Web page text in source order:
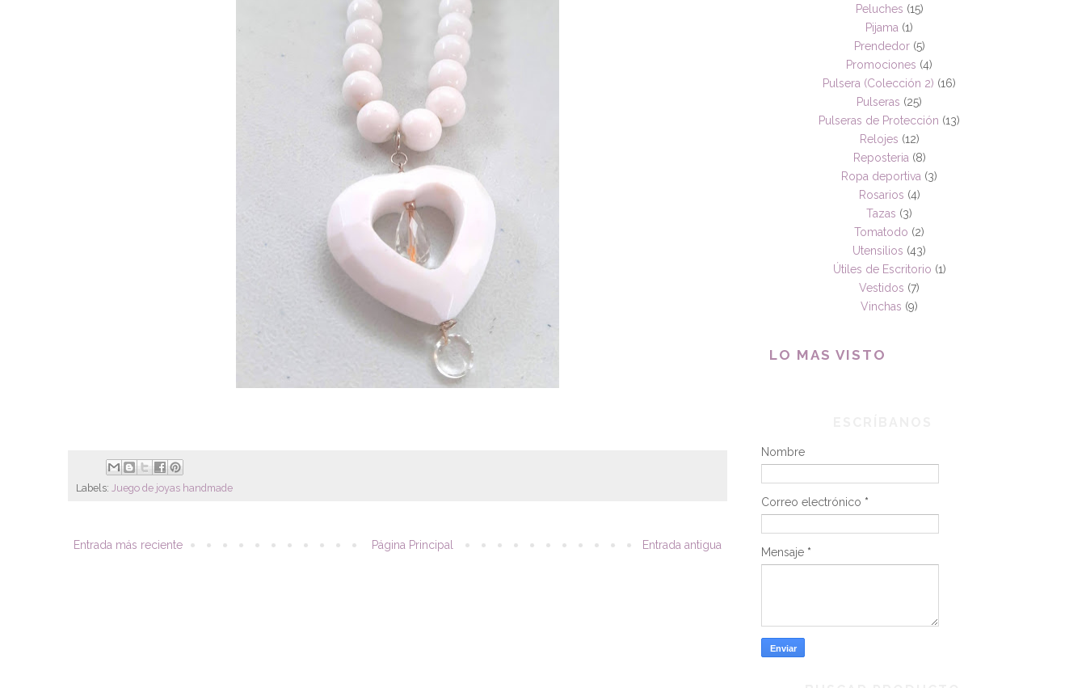
Labels: Juego de joyas handmade
Entrada más reciente Entrada antigua
Página Principal
Peluches (15)
Pijama (1)
Prendedor (5)
Promociones (4)
Pulsera (Colección 2) (16)
Pulseras (25)
Pulseras de Protección (13)
Relojes (12)
Reposteria (8)
Ropa deportiva (3)
Rosarios (4)
Tazas (3)
Tomatodo (2)
Utensilios (43)
Útiles de Escritorio (1)
Vestidos (7)
Vinchas (9)
LO MAS VISTO
Nombre
Correo electrónico *
Mensaje *